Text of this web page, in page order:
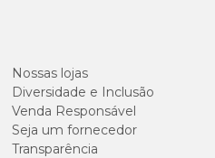
por semana?
dar banho três dias seguidos e
é uma recomendação geral e
sem que seja consultado
Nossas lojas
Diversidade e Inclusão
Venda Responsável
Seja um fornecedor
Transparência